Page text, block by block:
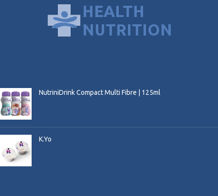
NutriniDrink Compact Multi Fibre | 125ml
K.Yo